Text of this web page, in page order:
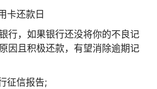
卡还款日
行，如果银行还没将你的不良记
因且积极还款，有望消除逾期记
征信报告;